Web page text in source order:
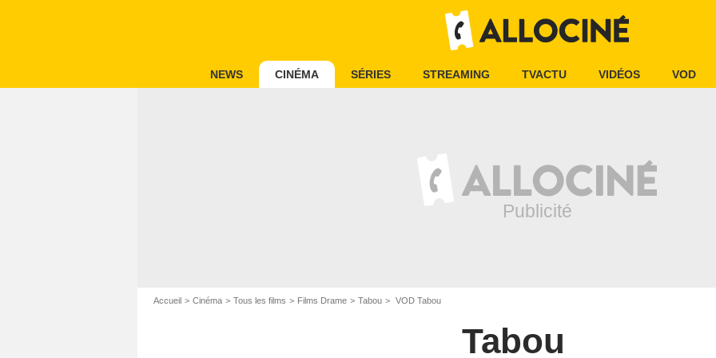
NEWS CINÉMA SÉRIES STREAMING TVACTU VIDÉOS VOD
Accueil Cinéma Tous les films Films Drame Tabou VOD Tabou
Tabou